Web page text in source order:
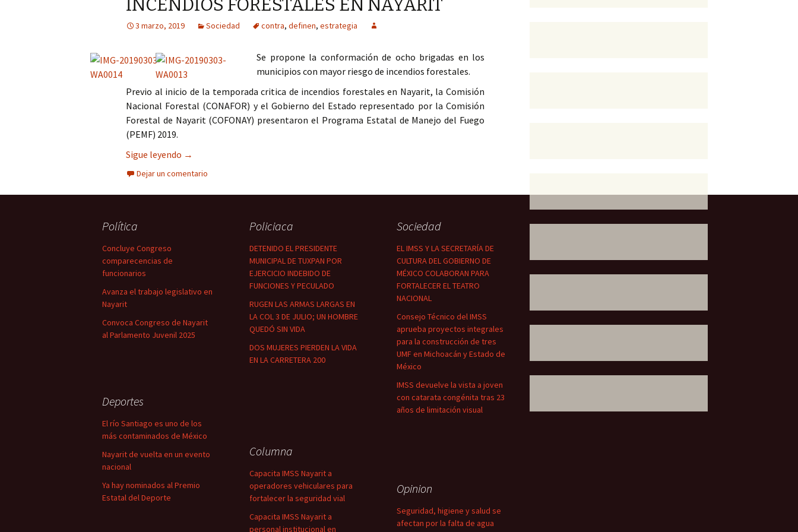
INCENDIOS FORESTALES EN NAYARIT
3 marzo, 2019 Sociedad contra, definen, estrategia
Se propone la conformación de ocho brigadas en los
municipios con mayor riesgo de incendios forestales.
Previo al inicio de la temporada critica de incendios forestales en Nayarit, la Comisión
Nacional Forestal (CONAFOR) y el Gobierno del Estado representado por la Comisión
Forestal de Nayarit (COFONAY) presentaron el Programa Estatal de Manejo del Fuego
(PEMF) 2019.
Sigue leyendo DEFINEN ESTRATEGIAS CONTRA INCENDIOS FORESTALES EN NAYARIT
→
Dejar un comentario
Política
Concluye Congreso
comparecencias de
funcionarios
Avanza el trabajo legislativo en
Nayarit
Convoca Congreso de Nayarit
al Parlamento Juvenil 2025
Policiaca
DETENIDO EL PRESIDENTE
MUNICIPAL DE TUXPAN POR
EJERCICIO INDEBIDO DE
FUNCIONES Y PECULADO
RUGEN LAS ARMAS LARGAS EN
LA COL 3 DE JULIO; UN HOMBRE
QUEDÓ SIN VIDA
DOS MUJERES PIERDEN LA VIDA
EN LA CARRETERA 200
Sociedad
EL IMSS Y LA SECRETARÍA DE
CULTURA DEL GOBIERNO DE
MÉXICO COLABORAN PARA
FORTALECER EL TEATRO
NACIONAL
Consejo Técnico del IMSS
aprueba proyectos integrales
para la construcción de tres
UMF en Michoacán y Estado de
México
IMSS devuelve la vista a joven
con catarata congénita tras 23
años de limitación visual
Deportes
El río Santiago es uno de los
más contaminados de México
Nayarit de vuelta en un evento
nacional
Ya hay nominados al Premio
Estatal del Deporte
Columna
Capacita IMSS Nayarit a
operadores vehiculares para
fortalecer la seguridad vial
Capacita IMSS Nayarit a
personal institucional en
Opinion
Seguridad, higiene y salud se
afectan por la falta de agua